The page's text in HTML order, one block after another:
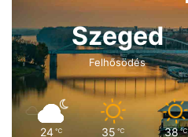
Szeged
Felhősödés
24 ℃ 35 ℃ 38 ℃